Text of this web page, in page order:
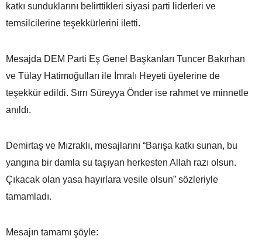
katkı sunduklarını belirttikleri siyasi parti liderleri ve
temsilcilerine teşekkürlerini iletti.
Mesajda DEM Parti Eş Genel Başkanları Tuncer Bakırhan
ve Tülay Hatimoğulları ile İmralı Heyeti üyelerine de
teşekkür edildi. Sırrı Süreyya Önder ise rahmet ve minnetle
anıldı.
Demirtaş ve Mızraklı, mesajlarını “Barışa katkı sunan, bu
yangına bir damla su taşıyan herkesten Allah razı olsun.
Çıkacak olan yasa hayırlara vesile olsun” sözleriyle
tamamladı.
Mesajın tamamı şöyle: